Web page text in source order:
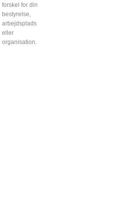
forskel for din
bestyrelse,
arbejdsplads
eller
organisation.